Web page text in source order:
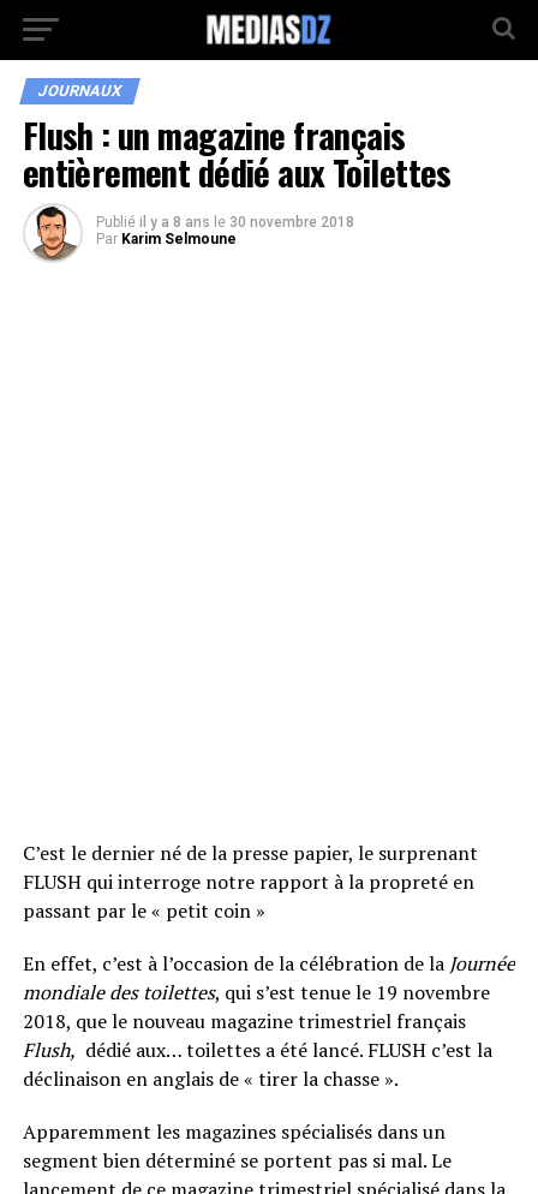
JOURNAUX
Flush : un magazine français
entièrement dédié aux Toilettes
Publié il y a 8 ans le 30 novembre 2018
Par Karim Selmoune
C’est le dernier né de la presse papier, le surprenant
FLUSH qui interroge notre rapport à la propreté en
passant par le « petit coin »
En effet, c’est à l’occasion de la célébration de la Journée
mondiale des toilettes, qui s’est tenue le 19 novembre
2018, que le nouveau magazine trimestriel français
Flush, dédié aux… toilettes a été lancé. FLUSH c’est la
déclinaison en anglais de « tirer la chasse ».
Apparemment les magazines spécialisés dans un
segment bien déterminé se portent pas si mal. Le